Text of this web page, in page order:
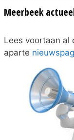
Meerbeek
Lees voortaan al
aparte